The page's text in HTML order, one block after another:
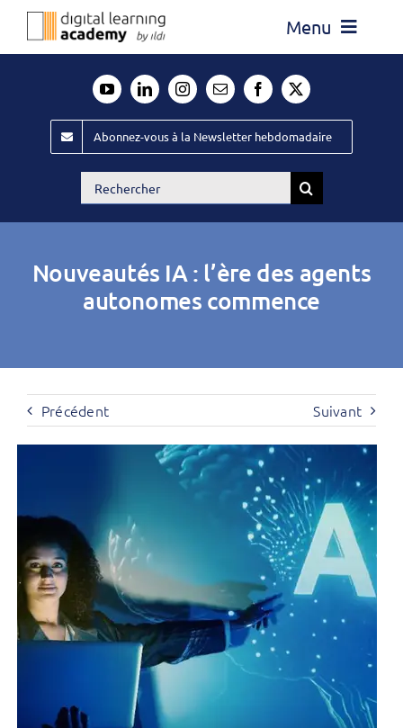
Passer
Menu
Évènements ILDI
Offres d’emploi
Publiez
Abonnez-vous à la Newsletter hebdomadaire
Rechercher:
Nouveautés IA : l’ère des agents
autonomes commence
Précédent Suivant